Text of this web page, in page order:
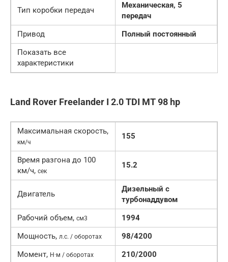
Тип коробки передач
Механическая, 5
передач
Привод
Полный постоянный
Показать все
характеристики
Land Rover Freelander I 2.0 TDI MT 98 hp
Максимальная скорость,
км/ч
155
Время разгона до 100
км/ч, сек
15.2
Двигатель
Дизельный с
турбонаддувом
Рабочий объем, см3
1994
Мощность, л.с. / оборотах
98/4200
Момент, Н·м / оборотах 210/2000